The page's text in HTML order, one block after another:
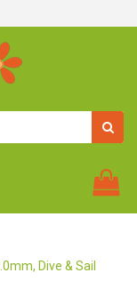
Dive & Sail